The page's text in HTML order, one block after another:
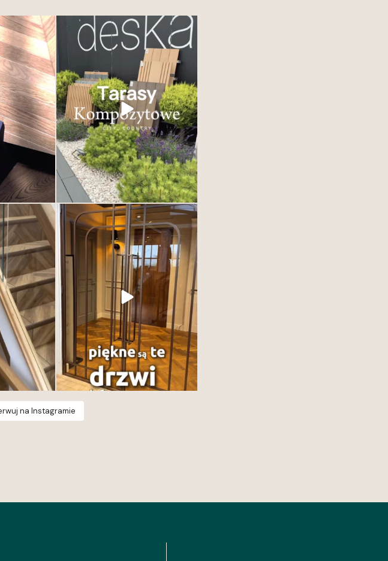
Tworzymy
chce się
jakości,
detale.
one robią
lub rozwiązań
domu lub...
Przed naszym showroomem Deska
Design w Gdyni każdy detal opowiada
historię. Otocz się piękną zielenią i
wyjątkowymi dekorami. Zapraszamy po
inspirację, klasykę i nowoczesność w
jednym miejscu. Deska kompozytowa od
Deska Design – trwałość i styl w jednym.
Odkryj nowoczesne rozwiązania na
tarasy,...
35 2
wyglądać
samego
od
6
Drzwi nie muszą jedynie oddzielać
przestrzeni. Mogą ją definiować. To jeden
z najważniejszych elementów wnętrza –
subtelny, ale decydujący o jego
charakterze. Eleganckie, nowoczesne,
ponadczasowe. Odkryj kolekcje drzwi w
Deska Design i przekonaj się, jak jeden
detal potrafi odmienić całe wnętrze.
1 0
na Instagramie